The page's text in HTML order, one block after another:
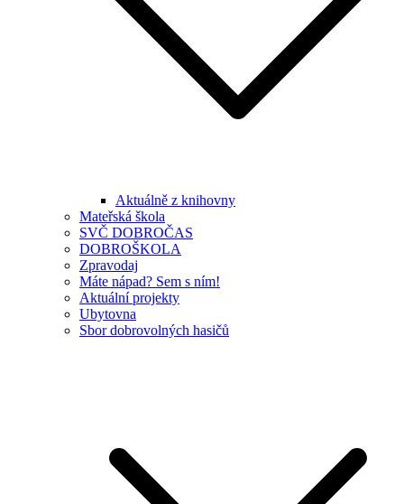
Aktuálně z knihovny
Mateřská škola
SVČ DOBROČAS
DOBROŠKOLA
Zpravodaj
Máte nápad? Sem s ním!
Aktuální projekty
Ubytovna
Sbor dobrovolných hasičů